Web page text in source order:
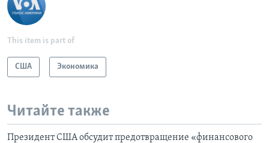
This item is part of
США Экономика
Читайте также
Президент США обсудит предотвращение «финансового